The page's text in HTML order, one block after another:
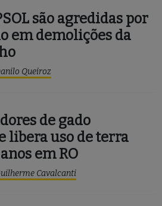
são agredidas por
em demolições da
Queiroz
de gado
libera uso de terra
em RO
Cavalcanti